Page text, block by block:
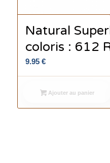
Natural
coloris : 612
9.95 €
Ajouter au panier